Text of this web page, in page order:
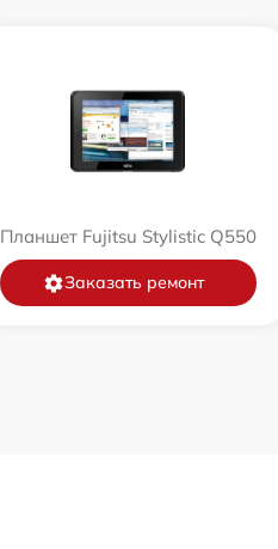
Планшет Fujitsu Stylistic Q550
Заказать ремонт